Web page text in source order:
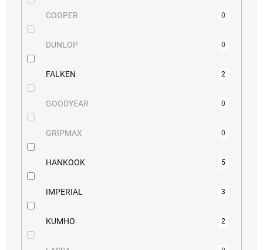
COOPER 0
DUNLOP 0
FALKEN 2
GOODYEAR 0
GRIPMAX 0
HANKOOK 5
IMPERIAL 3
KUMHO 2